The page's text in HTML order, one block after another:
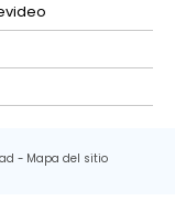
Mapa del sitio